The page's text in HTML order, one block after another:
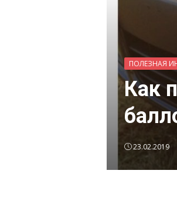
ПОЛЕЗНАЯ
Как
23.02.2019